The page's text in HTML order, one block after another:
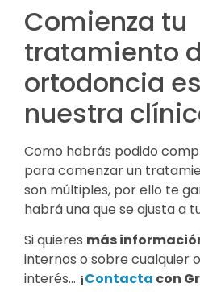
Comienza tu
tratamiento
ortodoncia
nuestra
Como habrás podido
para comenzar un
son múltiples, por ello te
habrá una que se ajusta a
Si quieres más
internos o sobre cualquier
interés… ¡Contacta con